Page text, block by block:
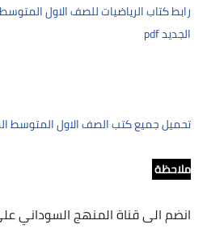
رابط كتاب الرياضيات للصف الاول
الجديد pdf
تحميل جميع كتب الصف الاول المتوسط
ملاحظة
انضم الى قناة المنهج السوداني